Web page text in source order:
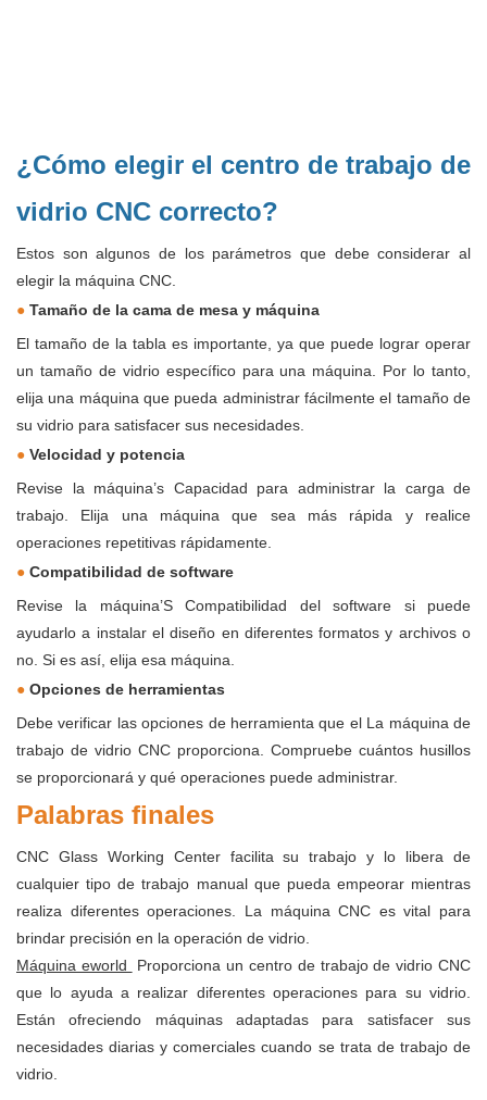
¿Cómo elegir el centro de trabajo de
vidrio CNC correcto?
Estos son algunos de los parámetros que debe considerar al
elegir la máquina CNC.
● Tamaño de la cama de mesa y máquina
El tamaño de la tabla es importante, ya que puede lograr operar
un tamaño de vidrio específico para una máquina. Por lo tanto,
elija una máquina que pueda administrar fácilmente el tamaño de
su vidrio para satisfacer sus necesidades.
● Velocidad y potencia
Revise la máquina’s Capacidad para administrar la carga de
trabajo. Elija una máquina que sea más rápida y realice
operaciones repetitivas rápidamente.
● Compatibilidad de software
Revise la máquina’S Compatibilidad del software si puede
ayudarlo a instalar el diseño en diferentes formatos y archivos o
no. Si es así, elija esa máquina.
● Opciones de herramientas
Debe verificar las opciones de herramienta que el La máquina de
trabajo de vidrio CNC proporciona. Compruebe cuántos husillos
se proporcionará y qué operaciones puede administrar.
Palabras finales
CNC Glass Working Center facilita su trabajo y lo libera de
cualquier tipo de trabajo manual que pueda empeorar mientras
realiza diferentes operaciones. La máquina CNC es vital para
brindar precisión en la operación de vidrio.
Máquina eworld
Proporciona un centro de trabajo de vidrio CNC
que lo ayuda a realizar diferentes operaciones para su vidrio.
Están ofreciendo máquinas adaptadas para satisfacer sus
necesidades diarias y comerciales cuando se trata de trabajo de
vidrio.